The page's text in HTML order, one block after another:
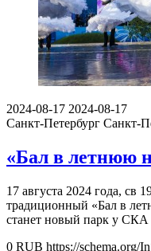
2024-08-17 2024-08-17
Санкт-Петербург Санкт-
«Бал в летнюю
17 августа 2024 года, св
традиционный «Бал в
станет новый парк у
0 RUB https://schema.org/